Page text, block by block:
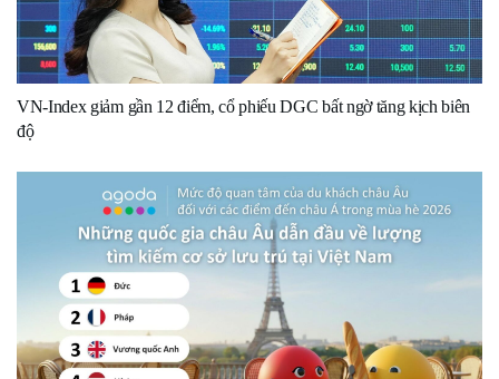
VN-Index giảm gần 12 điểm, cổ phiếu DGC bất ngờ tăng kịch biên
độ